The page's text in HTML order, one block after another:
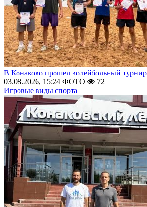
В Конаково прошел волейбольный турнир
03.08.2026, 15:24 ФОТО
72
Игровые виды спорта